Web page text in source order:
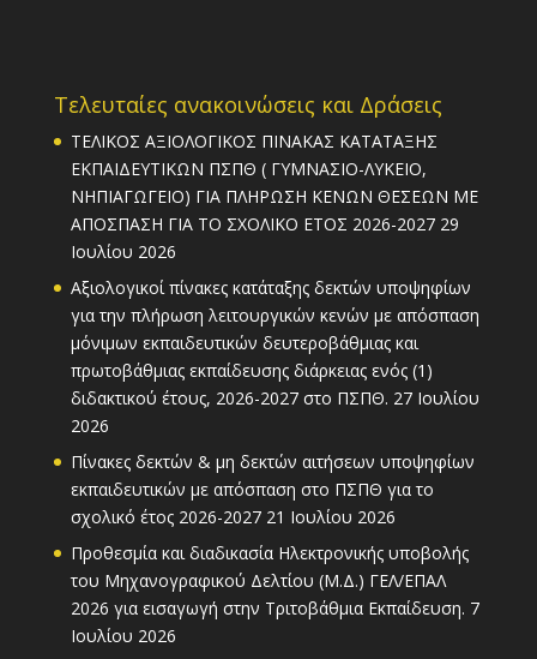
Τελευταίες ανακοινώσεις και Δράσεις
ΤΕΛΙΚΟΣ ΑΞΙΟΛΟΓΙΚΟΣ ΠΙΝΑΚΑΣ ΚΑΤΑΤΑΞΗΣ
ΕΚΠΑΙΔΕΥΤΙΚΩΝ ΠΣΠΘ ( ΓΥΜΝΑΣΙΟ-ΛΥΚΕΙΟ,
ΝΗΠΙΑΓΩΓΕΙΟ) ΓΙΑ ΠΛΗΡΩΣΗ ΚΕΝΩΝ ΘΕΣΕΩΝ ΜΕ
ΑΠΟΣΠΑΣΗ ΓΙΑ ΤΟ ΣΧΟΛΙΚΟ ΕΤΟΣ 2026-2027 29
Ιουλίου 2026
Αξιολογικοί πίνακες κατάταξης δεκτών υποψηφίων
για την πλήρωση λειτουργικών κενών με απόσπαση
μόνιμων εκπαιδευτικών δευτεροβάθμιας και
πρωτοβάθμιας εκπαίδευσης διάρκειας ενός (1)
διδακτικού έτους, 2026-2027 στο ΠΣΠΘ. 27 Ιουλίου
2026
Πίνακες δεκτών & μη δεκτών αιτήσεων υποψηφίων
εκπαιδευτικών με απόσπαση στο ΠΣΠΘ για το
σχολικό έτος 2026-2027 21 Ιουλίου 2026
Προθεσμία και διαδικασία Ηλεκτρονικής υποβολής
του Μηχανογραφικού Δελτίου (Μ.Δ.) ΓΕΛ/ΕΠΑΛ
2026 για εισαγωγή στην Τριτοβάθμια Εκπαίδευση. 7
Ιουλίου 2026